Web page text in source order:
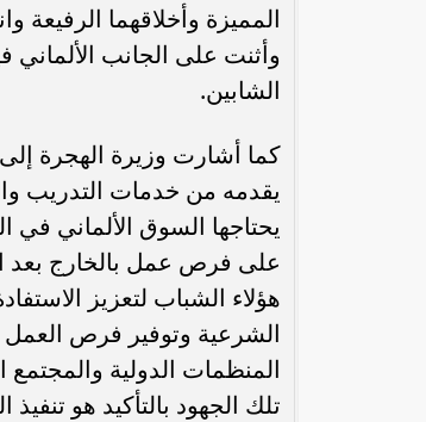
المميزة وأخلاقهما الرفيعة
وأثنت على الجانب الألماني
الشابين.
كما أشارت وزيرة الهجرة
يقدمه من خدمات التدريب
يحتاجها السوق الألماني
على فرص عمل بالخارج بعد
هؤلاء الشباب لتعزيز
الشرعية وتوفير فرص
المنظمات الدولية والمجتمع
تلك الجهود بالتأكيد هو